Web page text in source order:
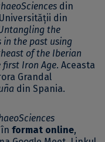
din
din
the
the past using
of the Iberian
Iron Age. Aceasta
Grandal
din Spania.
format online,